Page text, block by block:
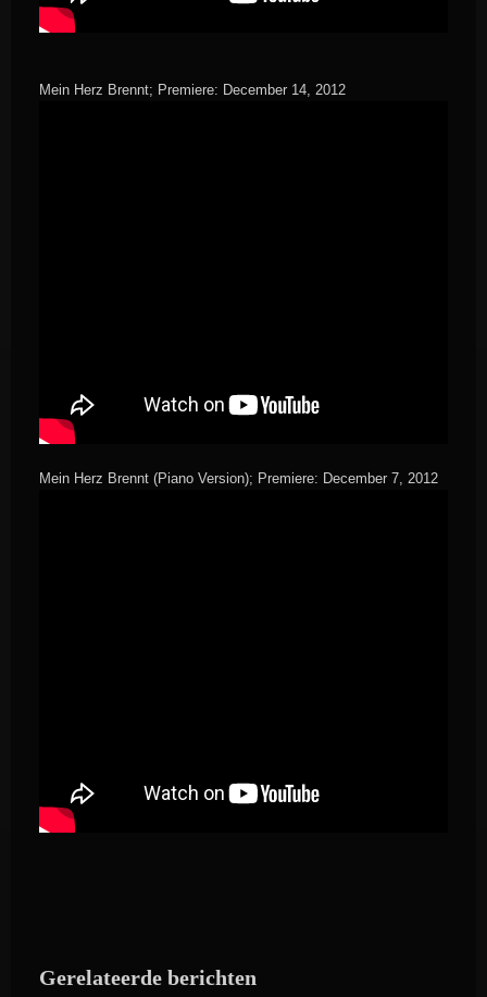
Mein Herz Brennt; Premiere: December 14, 2012
Mein Herz Brennt (Piano Version); Premiere: December 7, 2012
Gerelateerde berichten